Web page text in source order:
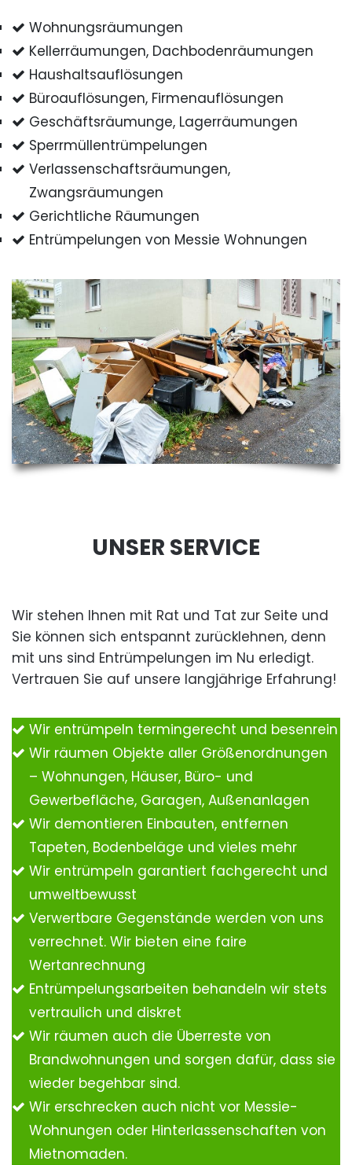
Wohnungsräumungen
Kellerräumungen, Dachbodenräumungen
Haushaltsauflösungen
Büroauflösungen, Firmenauflösungen
Geschäftsräumunge, Lagerräumungen
Sperrmüllentrümpelungen
Verlassenschaftsräumungen,
Zwangsräumungen
Gerichtliche Räumungen
Entrümpelungen von Messie Wohnungen
UNSER SERVICE
Wir stehen Ihnen mit Rat und Tat zur Seite und
Sie können sich entspannt zurücklehnen, denn
mit uns sind Entrümpelungen im Nu erledigt.
Vertrauen Sie auf unsere langjährige Erfahrung!
Wir entrümpeln termingerecht und besenrein
Wir räumen Objekte aller Größenordnungen
– Wohnungen, Häuser, Büro- und
Gewerbefläche, Garagen, Außenanlagen
Wir demontieren Einbauten, entfernen
Tapeten, Bodenbeläge und vieles mehr
Wir entrümpeln garantiert fachgerecht und
umweltbewusst
Verwertbare Gegenstände werden von uns
verrechnet. Wir bieten eine faire
Wertanrechnung
Entrümpelungsarbeiten behandeln wir stets
vertraulich und diskret
Wir räumen auch die Überreste von
Brandwohnungen und sorgen dafür, dass sie
wieder begehbar sind.
Wir erschrecken auch nicht vor Messie-
Wohnungen oder Hinterlassenschaften von
Mietnomaden.